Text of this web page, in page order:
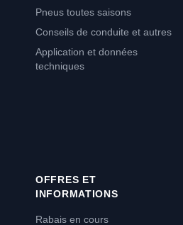
Pneus toutes saisons
Conseils de conduite et autres
Application et données
techniques
OFFRES ET
INFORMATIONS
Rabais en cours